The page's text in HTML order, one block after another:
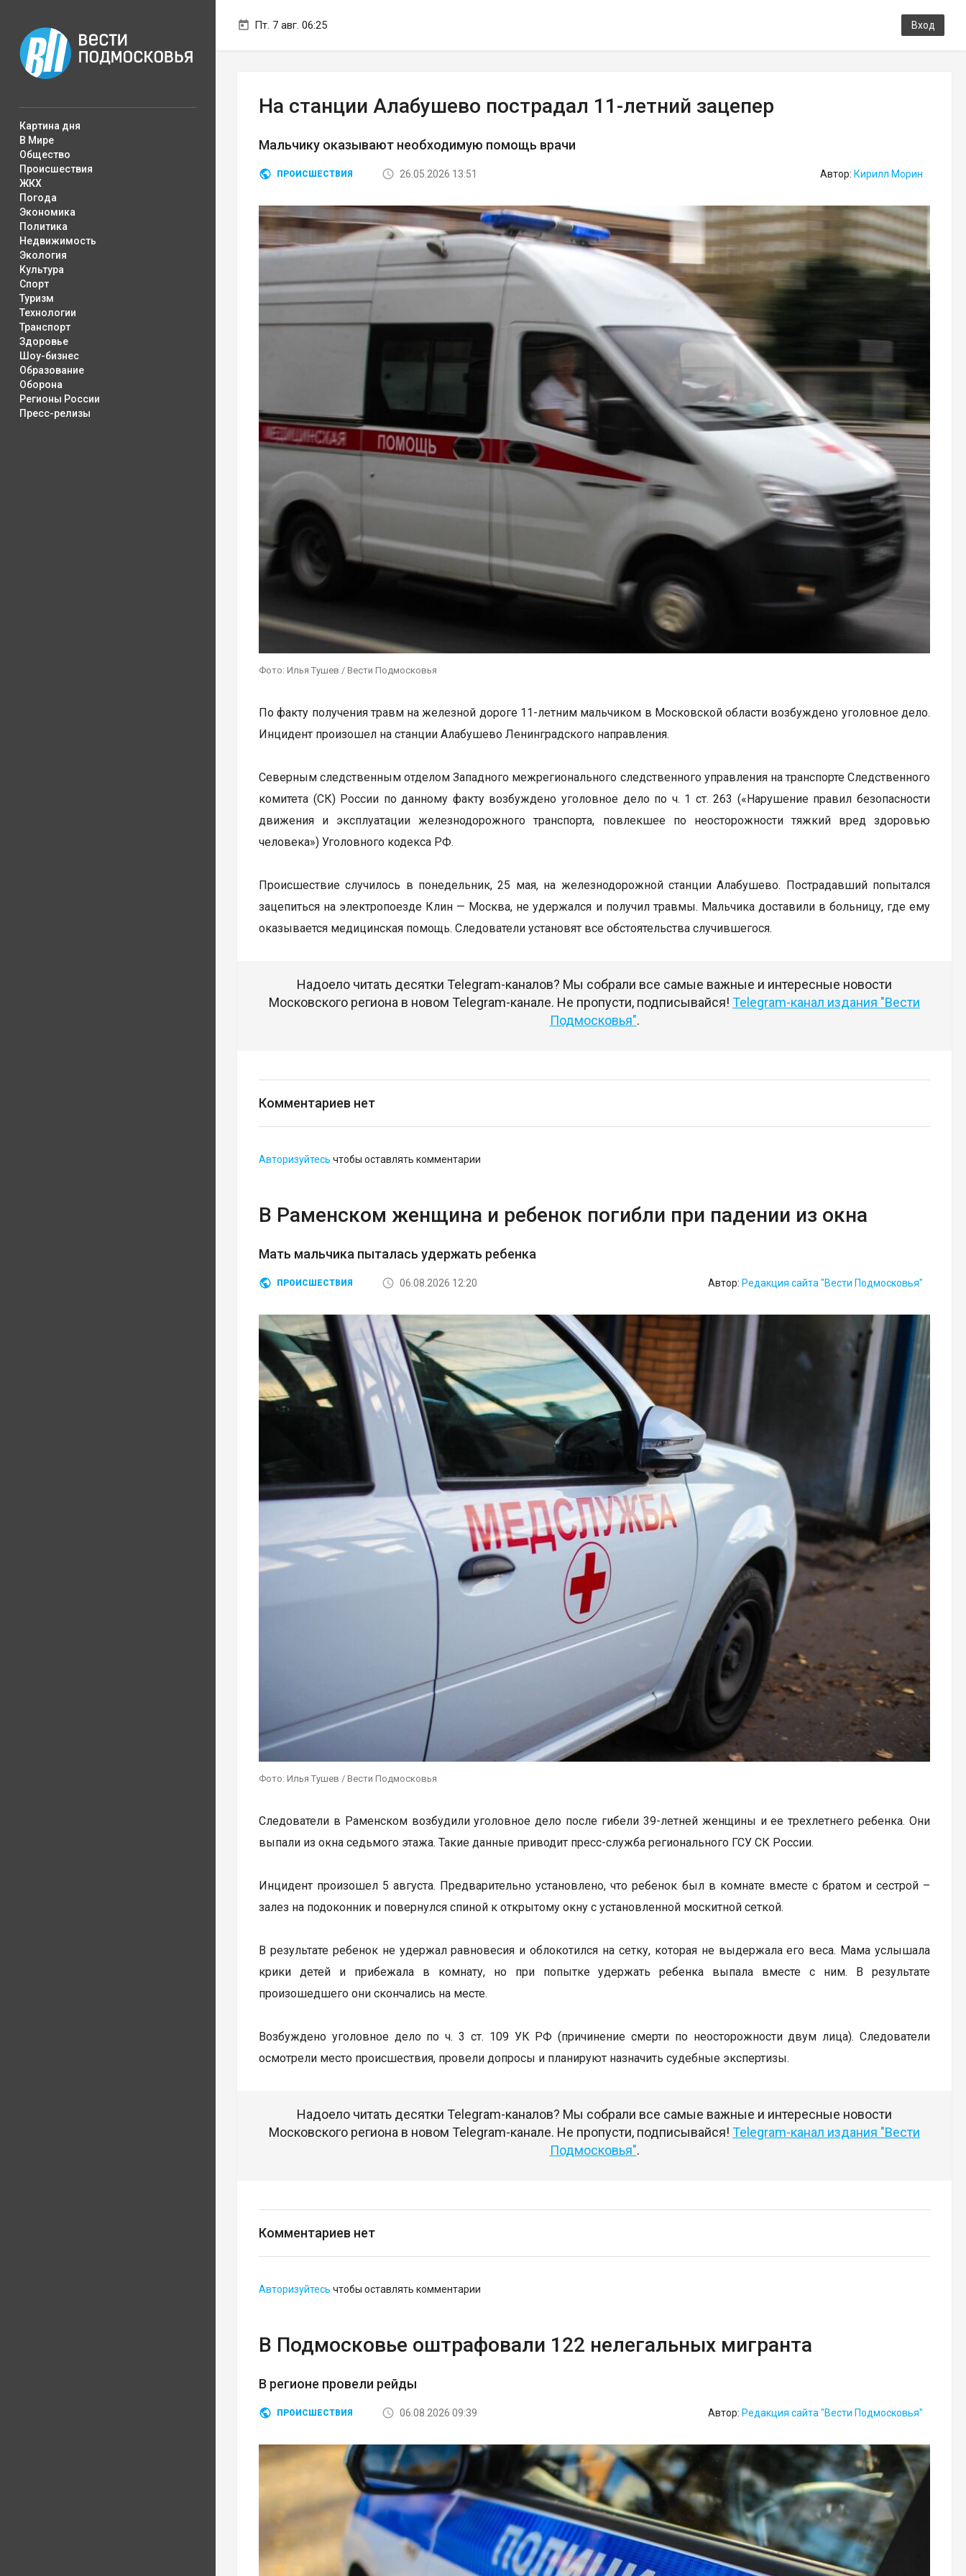
Пт. 7 авг. 06:25 Вход
Картина дня
В Мире
Общество
Происшествия
ЖКХ
Погода
Экономика
Политика
Недвижимость
Экология
Культура
Спорт
Туризм
Технологии
Транспорт
Здоровье
Шоу-бизнес
Образование
Оборона
Регионы России
Пресс-релизы
На станции Алабушево пострадал 11-летний зацепер
Мальчику оказывают необходимую помощь врачи
ПРОИСШЕСТВИЯ 26.05.2026 13:51 Автор: Кирилл Морин
Фото: Илья Тушев / Вести Подмосковья
По факту получения травм на железной дороге 11-летним мальчиком в Московской области возбуждено уголовное дело.
Инцидент произошел на станции Алабушево Ленинградского направления.
Северным следственным отделом Западного межрегионального следственного управления на транспорте Следственного
комитета (СК) России по данному факту возбуждено уголовное дело по ч. 1 ст. 263 («Нарушение правил безопасности
движения и эксплуатации железнодорожного транспорта, повлекшее по неосторожности тяжкий вред здоровью
человека») Уголовного кодекса РФ.
Происшествие случилось в понедельник, 25 мая, на железнодорожной станции Алабушево. Пострадавший попытался
зацепиться на электропоезде Клин — Москва, не удержался и получил травмы. Мальчика доставили в больницу, где ему
оказывается медицинская помощь. Следователи установят все обстоятельства случившегося.
Надоело читать десятки Telegram-каналов? Мы собрали все самые важные и интересные новости
Московского региона в новом Telegram-канале. Не пропусти, подписывайся! Telegram-канал издания "Вести
Подмосковья".
Комментариев нет
Авторизуйтесь чтобы оставлять комментарии
В Раменском женщина и ребенок погибли при падении из окна
Мать мальчика пыталась удержать ребенка
ПРОИСШЕСТВИЯ 06.08.2026 12:20 Автор: Редакция сайта "Вести Подмосковья"
Фото: Илья Тушев / Вести Подмосковья
Следователи в Раменском возбудили уголовное дело после гибели 39-летней женщины и ее трехлетнего ребенка. Они
выпали из окна седьмого этажа. Такие данные приводит пресс-служба регионального ГСУ СК России.
Инцидент произошел 5 августа. Предварительно установлено, что ребенок был в комнате вместе с братом и сестрой –
залез на подоконник и повернулся спиной к открытому окну с установленной москитной сеткой.
В результате ребенок не удержал равновесия и облокотился на сетку, которая не выдержала его веса. Мама услышала
крики детей и прибежала в комнату, но при попытке удержать ребенка выпала вместе с ним. В результате
произошедшего они скончались на месте.
Возбуждено уголовное дело по ч. 3 ст. 109 УК РФ (причинение смерти по неосторожности двум лица). Следователи
осмотрели место происшествия, провели допросы и планируют назначить судебные экспертизы.
Надоело читать десятки Telegram-каналов? Мы собрали все самые важные и интересные новости
Московского региона в новом Telegram-канале. Не пропусти, подписывайся! Telegram-канал издания "Вести
Подмосковья".
Комментариев нет
Авторизуйтесь чтобы оставлять комментарии
В Подмосковье оштрафовали 122 нелегальных мигранта
В регионе провели рейды
ПРОИСШЕСТВИЯ 06.08.2026 09:39 Автор: Редакция сайта "Вести Подмосковья"